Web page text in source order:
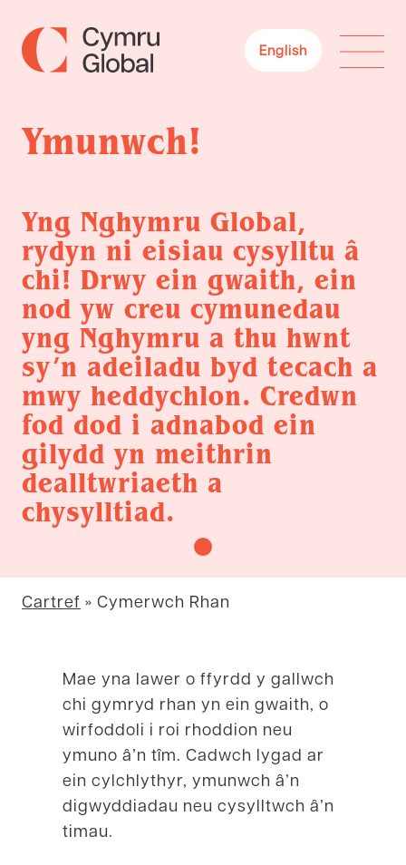
English
Ymunwch!
Yng Nghymru Global,
rydyn ni eisiau cysylltu â
chi! Drwy ein gwaith, ein
nod yw creu cymunedau
yng Nghymru a thu hwnt
sy’n adeiladu byd tecach a
mwy heddychlon. Credwn
fod dod i adnabod ein
gilydd yn meithrin
dealltwriaeth a
chysylltiad.
Cartref » Cymerwch Rhan
Mae yna lawer o ffyrdd y gallwch
chi gymryd rhan yn ein gwaith, o
wirfoddoli i roi rhoddion neu
ymuno â’n tîm. Cadwch lygad ar
ein cylchlythyr, ymunwch â’n
digwyddiadau neu cysylltwch â’n
timau.